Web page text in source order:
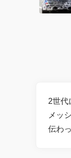
2世代
メッ
伝わ